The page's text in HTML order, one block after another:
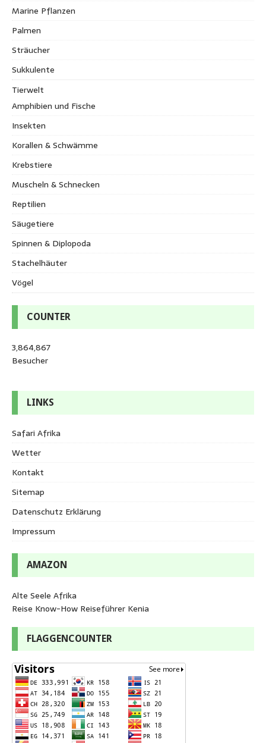
Marine Pflanzen
Palmen
Sträucher
Sukkulente
Tierwelt
Amphibien und Fische
Insekten
Korallen & Schwämme
Krebstiere
Muscheln & Schnecken
Reptilien
Säugetiere
Spinnen & Diplopoda
Stachelhäuter
Vögel
COUNTER
3,864,867
Besucher
LINKS
Safari Afrika
Wetter
Kontakt
Sitemap
Datenschutz Erklärung
Impressum
AMAZON
Alte Seele Afrika
Reise Know-How Reiseführer Kenia
FLAGGENCOUNTER